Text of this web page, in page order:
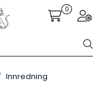
0
Innredning